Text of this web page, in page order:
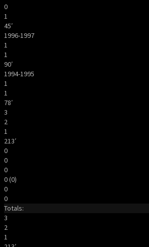
0
1
45′
1996-1997
1
1
90′
1994-1995
1
1
78′
3
2
1
213′
0
0
0
0 (0)
0
0
Totals:
3
2
1